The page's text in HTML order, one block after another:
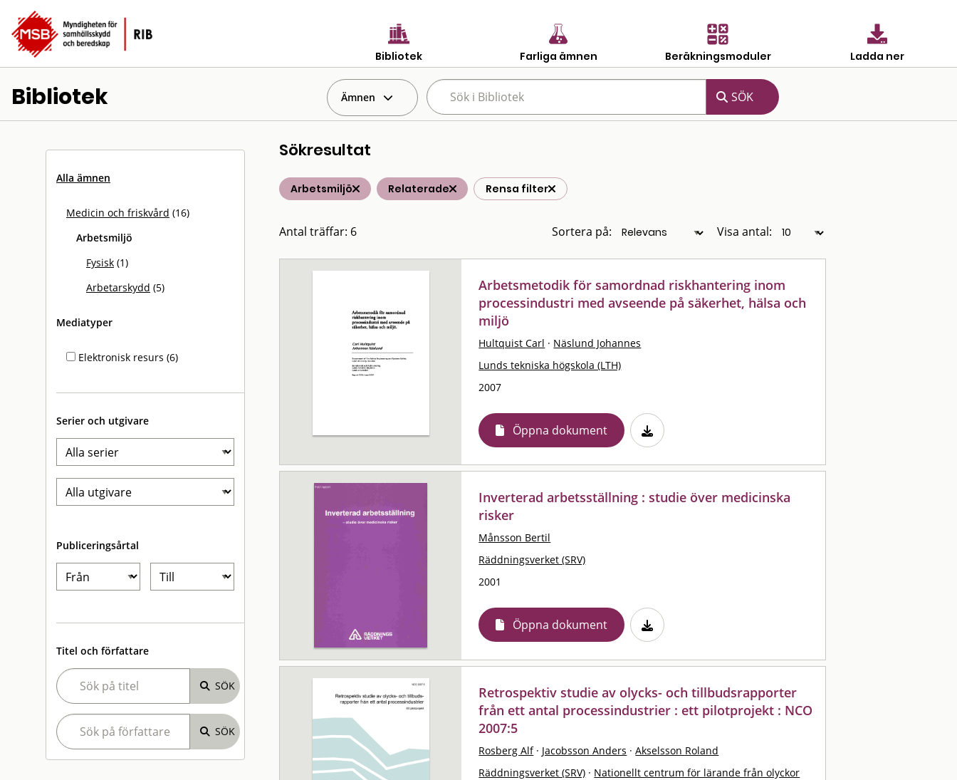
Bibliotek Farliga ämnen Beräkningsmoduler Ladda ner
Bibliotek Ämnen
Alla ämnen
Medicin och friskvård (16)
Arbetsmiljö
Fysisk (1)
Arbetarskydd (5)
Mediatyper
Elektronisk resurs (6)
Serier och utgivare
Publiceringsårtal
Titel och författare
Sökresultat
Arbetsmiljö Relaterade Rensa filter
Antal träffar: 6 Sortera på: Visa antal:
Arbetsmetodik för samordnad riskhantering inom
processindustri med avseende på säkerhet, hälsa och
miljö
Hultquist Carl · Näslund Johannes
Lunds tekniska högskola (LTH)
2007
Öppna dokument
Inverterad arbetsställning : studie över medicinska
risker
Månsson Bertil
Räddningsverket (SRV)
2001
Öppna dokument
Retrospektiv studie av olycks- och tillbudsrapporter
från ett antal processindustrier : ett pilotprojekt : NCO
2007:5
Rosberg Alf · Jacobsson Anders · Akselsson Roland
Räddningsverket (SRV) · Nationellt centrum för lärande från olyckor